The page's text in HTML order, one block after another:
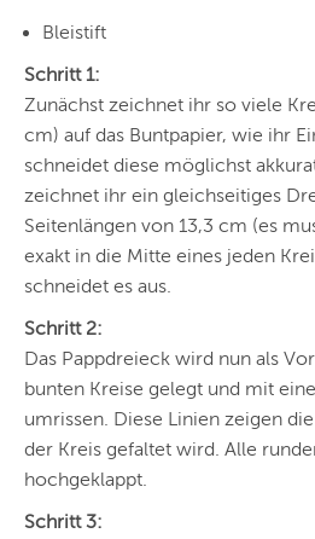
Bleistift
Schritt 1:
Zunächst zeichnet ihr so viele
cm) auf das Buntpapier, wie ihr
schneidet diese möglichst
zeichnet ihr ein gleichseitiges
Seitenlängen von 13,3 cm (es
exakt in die Mitte eines jeden
schneidet es aus.
Schritt 2:
Das Pappdreieck wird nun als
bunten Kreise gelegt und mit
umrissen. Diese Linien zeigen
der Kreis gefaltet wird. Alle
hochgeklappt.
Schritt 3: